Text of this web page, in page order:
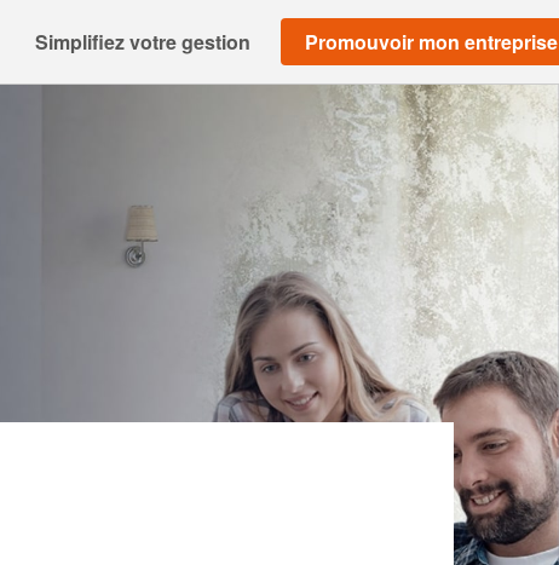
Simplifiez votre gestion Promouvoir mon entreprise